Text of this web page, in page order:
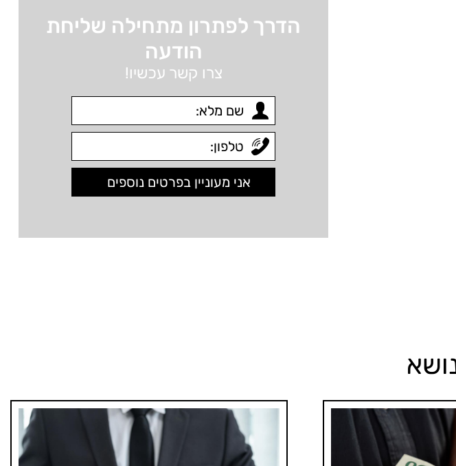
הדרך לפתרון מתחילה שליחת
הודעה
צרו קשר עכשיו!